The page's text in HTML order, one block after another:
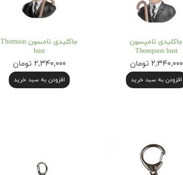
جاکلیدی تامپسون
Thompson bust
۲,۳۴۰,۰۰۰ تومان
افزودن به سبد خرید
جاکلیدی تامسون Thomson
bust
۲,۳۴۰,۰۰۰ تومان
افزودن به سبد خرید